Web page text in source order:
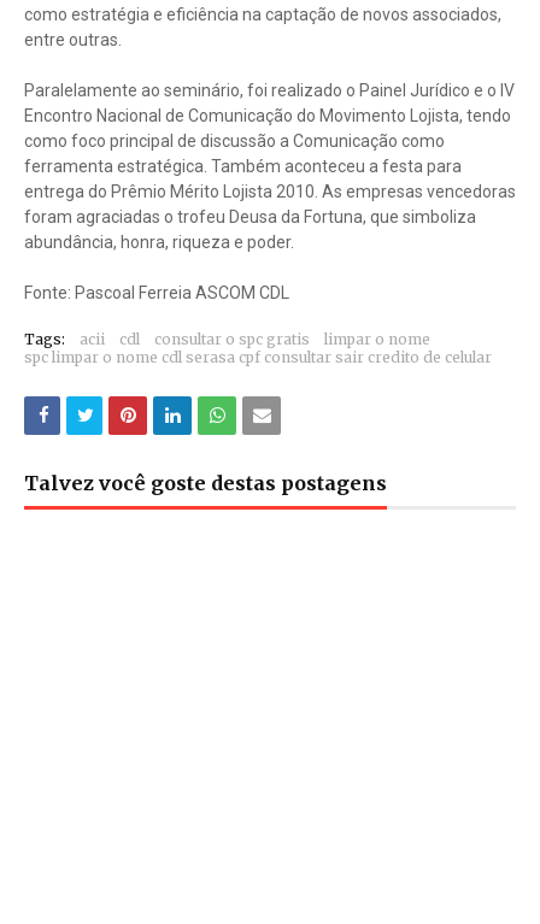
como estratégia e eficiência na captação de novos associados,
entre outras.
Paralelamente ao seminário, foi realizado o Painel Jurídico e o IV
Encontro Nacional de Comunicação do Movimento Lojista, tendo
como foco principal de discussão a Comunicação como
ferramenta estratégica. Também aconteceu a festa para
entrega do Prêmio Mérito Lojista 2010. As empresas vencedoras
foram agraciadas o trofeu Deusa da Fortuna, que simboliza
abundância, honra, riqueza e poder.
Fonte: Pascoal Ferreia ASCOM CDL
Tags: acii cdl consultar o spc gratis
limpar o nome
spc limpar o nome cdl serasa cpf consultar sair credito de celular
Talvez você goste destas postagens